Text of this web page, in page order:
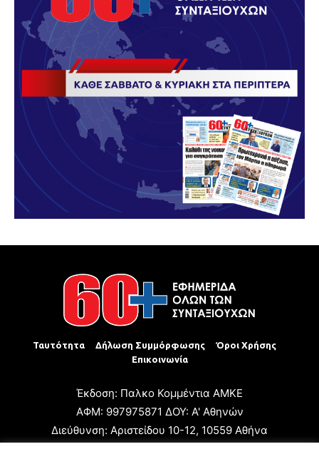
Ταυτότητα Δήλωση Συμμόρφωσης
Όροι Χρήσης
Επικοινωνία
Έκδοση: Παλκο Κομμέντια ΑΜΚΕ
ΑΦΜ: 997975871 ΔΟΥ: Α' Αθηνών
Διεύθυνση: Αριστείδου 10-12, 10559 Αθήνα